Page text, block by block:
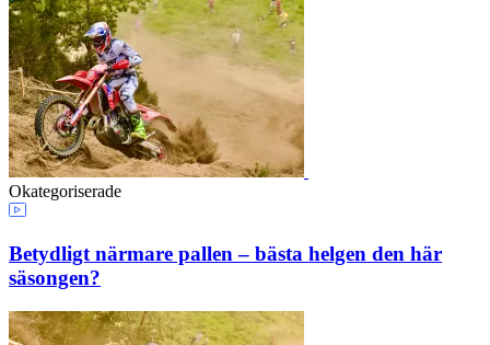
Okategoriserade
Betydligt närmare pallen – bästa helgen den här
säsongen?